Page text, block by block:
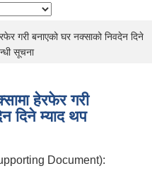
गरी बनाएको घर नक्साको निवदेन दिने
सूचना
हेरफेर गरी
दिने म्याद थप
Document):